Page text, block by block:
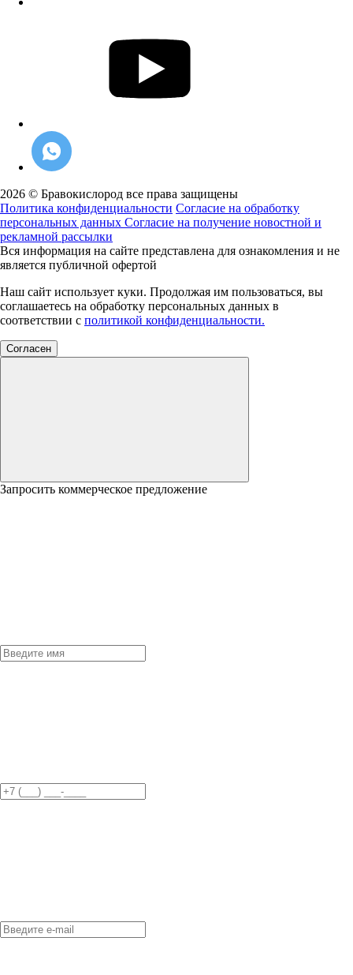
2026 © Бравокислород все права защищены
Политика конфиденциальности Согласие на обработку
персональных данных Согласие на получение новостной и
рекламной рассылки
Вся информация на сайте представлена для ознакомления и не
является публичной офертой
Наш сайт использует куки. Продолжая им пользоваться, вы
соглашаетесь на обработку персональных данных в
соответствии с политикой конфиденциальности.
Согласен
Запросить коммерческое предложение